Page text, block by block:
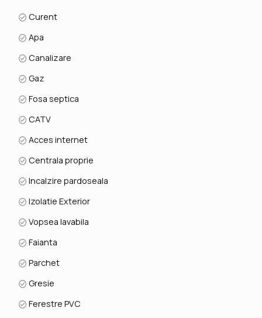
Curent
Apa
Canalizare
Gaz
Fosa septica
CATV
Acces internet
Centrala proprie
Incalzire pardoseala
Izolatie Exterior
Vopsea lavabila
Faianta
Parchet
Gresie
Ferestre PVC